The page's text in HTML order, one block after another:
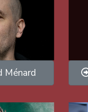
Ménard